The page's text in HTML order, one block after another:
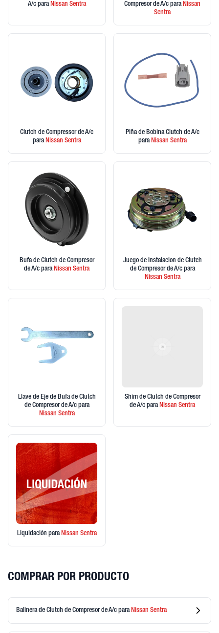
A/c paraNissan Sentra
Compresor de A/c paraNissan
Sentra
Clutch de Compressor de A/c
paraNissan Sentra
Piña de Bobina Clutch de A/c
paraNissan Sentra
Bufa de Clutch de Compresor
de A/c paraNissan Sentra
Juego de Instalacion de Clutch
de Compresor de A/c para
Nissan Sentra
Llave de Eje de Bufa de Clutch
de Compresor de A/c para
Nissan Sentra
Shim de Clutch de Compresor
de A/c paraNissan Sentra
Liquidación paraNissan Sentra
COMPRAR POR PRODUCTO
Balinera de Clutch de Compresor de A/c para Nissan Sentra